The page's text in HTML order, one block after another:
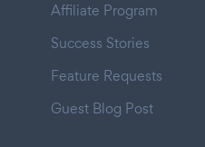
Affiliate Program
Success Stories
Feature Requests
Guest Blog Post